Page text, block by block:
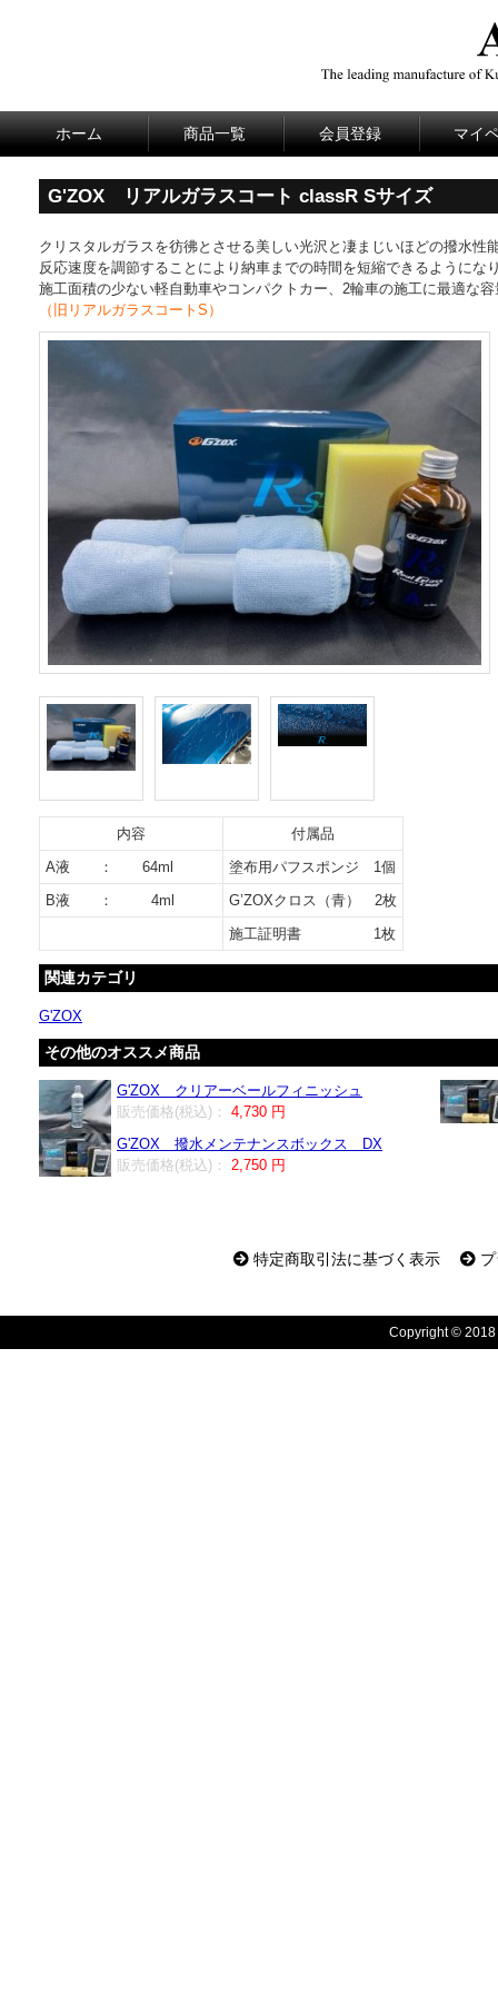
ホーム 商品一覧 会員登録 マイ
G'ZOX リアルガラスコート classR Sサイズ
クリスタルガラスを彷彿とさせる美しい光沢と凄まじいほどの撥水性
反応速度を調節することにより納車までの時間を短縮できるようにな
施工面積の少ない軽自動車やコンパクトカー、2輪車の施工に最適な
（旧リアルガラスコートS）
内容
付属品
A液 ： 64ml
塗布用パフスポンジ 1個
B液 ： 4ml
G’ZOXクロス（青） 2枚
施工証明書 1枚
関連カテゴリ
G'ZOX
その他のオススメ商品
G'ZOX クリアーベールフィニッシュ
販売価格(税込)：
4,730 円
G'ZOX 撥水メンテナンスボックス DX
販売価格(税込)：
2,750 円
特定商取引法に基づく表示
Copyright © 2018